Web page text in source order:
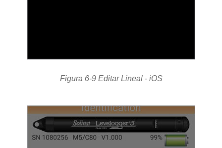
Figura 6-9 Editar Lineal - iOS